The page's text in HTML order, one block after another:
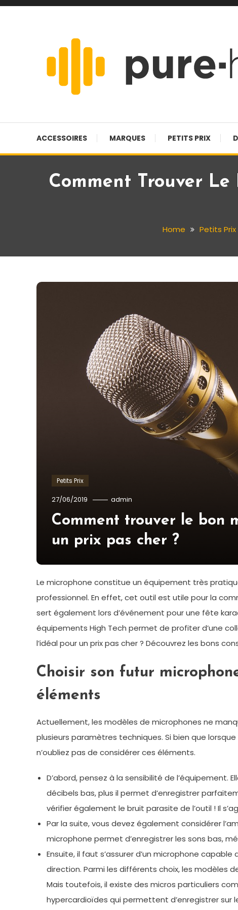
Skip
ACCESSOIRES MARQUES PETITS PRIX
Comment Trouver
Home Petits Prix
Petits Prix
27/06/2019 admin
Comment trouver le bon
un prix pas cher ?
Le microphone constitue un équipement très
professionnel. En effet, cet outil est utile pour la
sert également lors d’événement pour une fête
équipements High Tech permet de profiter d’une
l’idéal pour un prix pas cher ? Découvrez les bons
Choisir son futur
éléments
Actuellement, les modèles de microphones ne
plusieurs paramètres techniques. Si bien que
n’oubliez pas de considérer ces éléments.
D’abord, pensez à la sensibilité de l’équipement.
décibels bas, plus il permet d’enregistrer
vérifier également le bruit parasite de l’outil ! Il
Par la suite, vous devez également considérer
microphone permet d’enregistrer les sons bas,
Ensuite, il faut s’assurer d’un microphone
direction. Parmi les différents choix, les modèles
Mais toutefois, il existe des micros particuliers
hypercardioïdes qui permettent d’enregistrer sur